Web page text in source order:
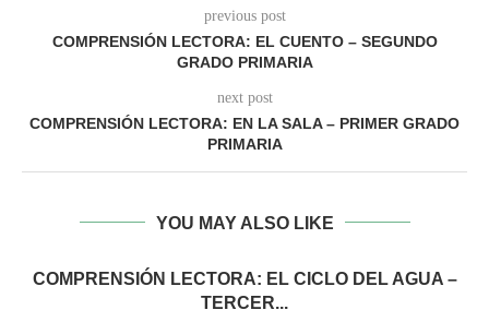
previous post
COMPRENSIÓN LECTORA: EL CUENTO – SEGUNDO
GRADO PRIMARIA
next post
COMPRENSIÓN LECTORA: EN LA SALA – PRIMER GRADO
PRIMARIA
YOU MAY ALSO LIKE
COMPRENSIÓN LECTORA: EL CICLO DEL AGUA –
TERCER...